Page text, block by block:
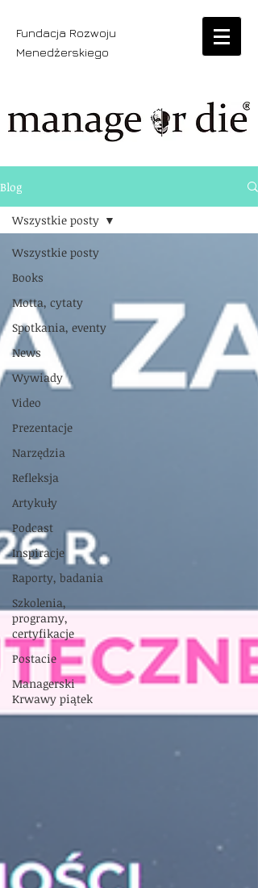
Fundacja Rozwoju
Menedżerskiego
Blog
Wszystkie posty
Books
Motta, cytaty
Spotkania, eventy
News
Wywiady
Video
Prezentacje
Narzędzia
Refleksja
Artykuły
Podcast
Inspiracje
Raporty, badania
Szkolenia,
programy,
certyfikacje
Postacie
Managerski
Krwawy piątek
Wszystkie posty